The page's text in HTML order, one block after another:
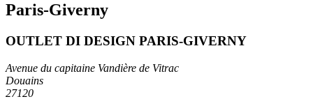
Paris-Giverny
OUTLET DI DESIGN PARIS-GIVERNY
Avenue du capitaine Vandière de Vitrac
Douains
27120